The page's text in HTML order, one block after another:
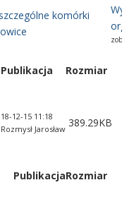
Publikacja
Rozmiar
18-12-15 11:18
Rozmysł Jarosław 389.29KB
PublikacjaRozmiar